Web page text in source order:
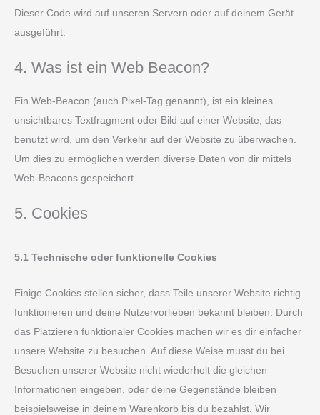
Dieser Code wird auf unseren Servern oder auf deinem Gerät
ausgeführt.
4. Was ist ein Web Beacon?
Ein Web-Beacon (auch Pixel-Tag genannt), ist ein kleines
unsichtbares Textfragment oder Bild auf einer Website, das
benutzt wird, um den Verkehr auf der Website zu überwachen.
Um dies zu ermöglichen werden diverse Daten von dir mittels
Web-Beacons gespeichert.
5. Cookies
5.1 Technische oder funktionelle Cookies
Einige Cookies stellen sicher, dass Teile unserer Website richtig
funktionieren und deine Nutzervorlieben bekannt bleiben. Durch
das Platzieren funktionaler Cookies machen wir es dir einfacher
unsere Website zu besuchen. Auf diese Weise musst du bei
Besuchen unserer Website nicht wiederholt die gleichen
Informationen eingeben, oder deine Gegenstände bleiben
beispielsweise in deinem Warenkorb bis du bezahlst. Wir